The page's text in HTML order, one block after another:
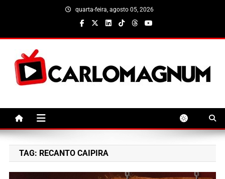
quarta-feira, agosto 05, 2026
TAG: RECANTO CAIPIRA